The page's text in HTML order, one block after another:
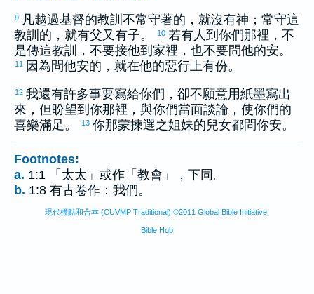
9 凡越過基督的教訓不常守著的，就沒有神；常守這
教訓的，就有父又有子。
10 若有人到你們那裡，不
是傳這教訓，不要接他到家裡，也不要問他的安。
11 因為問他安的，就在他的惡行上有份。
12 我還有許多事要寫給你們，卻不願意用紙墨寫出
來，但盼望到你那裡，與你們當面談論，使你們的
喜樂滿足。
13 你那蒙揀選之姐妹的兒女都問你安。
Footnotes:
a. 1:1 「太太」或作「教會」，下同。
b. 1:8 有古卷作：我們。
現代標點和合本 (CUVMP Traditional) ©2011 Global Bible Initiative.
Bible Hub